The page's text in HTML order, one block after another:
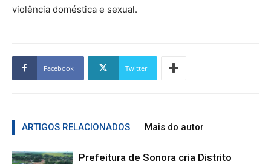
violência doméstica e sexual.
Facebook Twitter
ARTIGOS RELACIONADOS Mais do autor
Prefeitura de Sonora cria Distrito